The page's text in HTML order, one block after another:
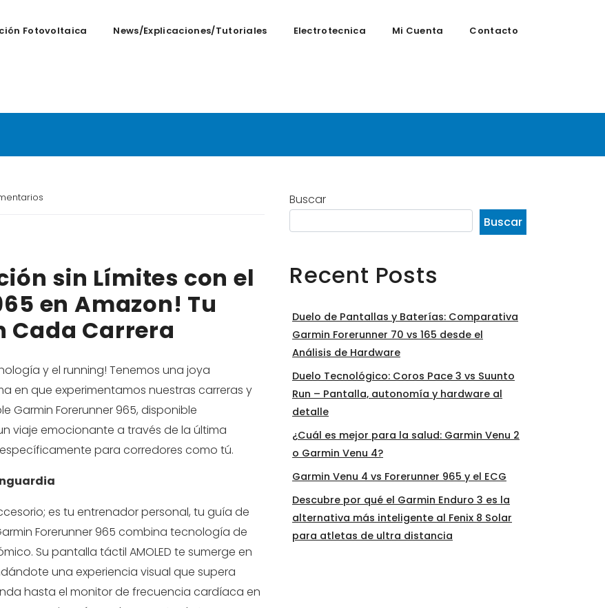
Fotovoltaica News/Explicaciones/tutoriales Electrotecnica Mi Cuenta Contacto
sin Límites con el
en Amazon! Tu
Cada Carrera
y el running! Tenemos una joya
en que experimentamos nuestras carreras y
Garmin Forerunner 965, disponible
viaje emocionante a través de la última
para corredores como tú.
es tu entrenador personal, tu guía de
Forerunner 965 combina tecnología de
Su pantalla táctil AMOLED te sumerge en
una experiencia visual que supera
hasta el monitor de frecuencia cardíaca en
Buscar
Buscar
Recent Posts
Duelo de Pantallas y Baterías: Comparativa
Garmin Forerunner 70 vs 165 desde el
Análisis de Hardware
Duelo Tecnológico: Coros Pace 3 vs Suunto
Run – Pantalla, autonomía y hardware al
detalle
¿Cuál es mejor para la salud: Garmin Venu 2
o Garmin Venu 4?
Garmin Venu 4 vs Forerunner 965 y el ECG
Descubre por qué el Garmin Enduro 3 es la
alternativa más inteligente al Fenix 8 Solar
para atletas de ultra distancia